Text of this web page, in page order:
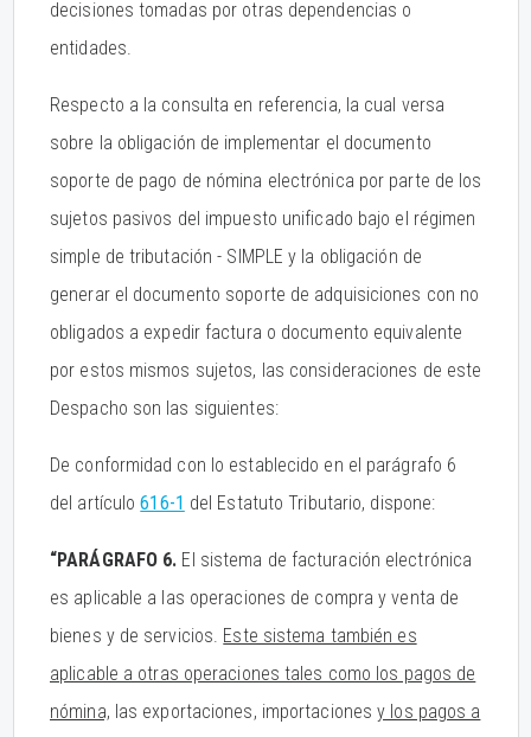
decisiones tomadas por otras dependencias o
entidades.
Respecto a la consulta en referencia, la cual versa
sobre la obligación de implementar el documento
soporte de pago de nómina electrónica por parte de los
sujetos pasivos del impuesto unificado bajo el régimen
simple de tributación - SIMPLE y la obligación de
generar el documento soporte de adquisiciones con no
obligados a expedir factura o documento equivalente
por estos mismos sujetos, las consideraciones de este
Despacho son las siguientes:
De conformidad con lo establecido en el parágrafo 6
del artículo616-1 del Estatuto Tributario, dispone:
“PARÁGRAFO 6. El sistema de facturación electrónica
es aplicable a las operaciones de compra y venta de
bienes y de servicios. Este sistema también es
aplicable a otras operaciones tales como los pagos de
nómina, las exportaciones, importacionesy los pagos a